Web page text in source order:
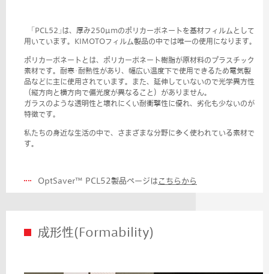
｢PCL52｣は、厚み250µmのポリカーボネートを基材フィルムとして
用いています。KIMOTOフィルム製品の中では唯一の使用になります。
ポリカーボネートとは、ポリカーボネート樹脂が原材料のプラスチック
素材です。耐寒･耐熱性があり、幅広い温度下で使用できるため電気製
品などに主に使用されています。また、延伸していないので光学異方性
（縦方向と横方向で偏光度が異なること）がありません。
ガラスのような透明性と壊れにくい耐衝撃性に優れ、劣化も少ないのが
特徴です。
私たちの身近な生活の中で、さまざまな分野に多く使われている素材で
す。
OptSaver™ PCL52製品ページはこちらから
成形性(Formability)